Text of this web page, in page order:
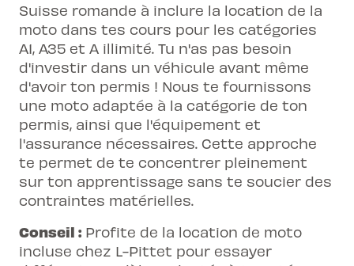
Suisse romande à inclure la location de la
moto dans tes cours pour les catégories
A1, A35 et A illimité. Tu n'as pas besoin
d'investir dans un véhicule avant même
d'avoir ton permis ! Nous te fournissons
une moto adaptée à la catégorie de ton
permis, ainsi que l'équipement et
l'assurance nécessaires. Cette approche
te permet de te concentrer pleinement
sur ton apprentissage sans te soucier des
contraintes matérielles.
Conseil : Profite de la location de moto
incluse chez L-Pittet pour essayer